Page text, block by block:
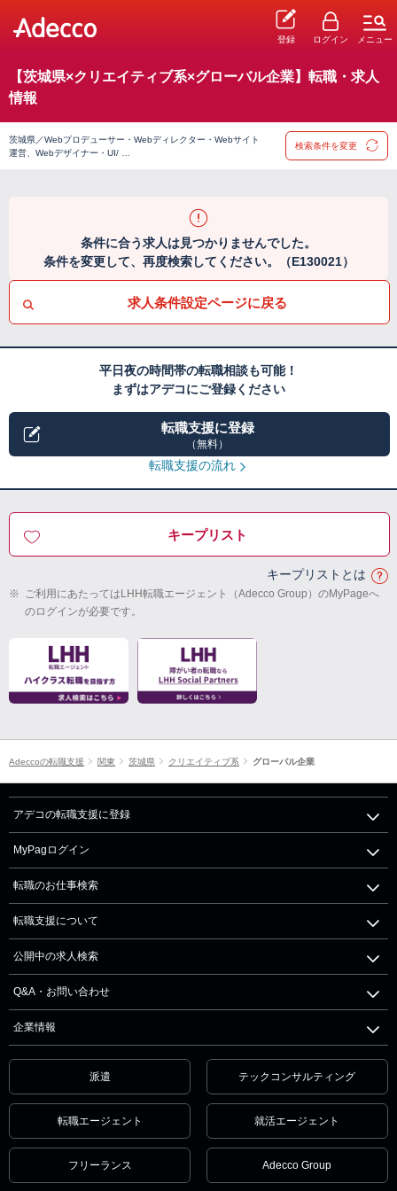
登録 ログイン メニュー
【茨城県×クリエイティブ系×グローバル企業】転職・求人
情報
茨城県／Webプロデューサー・Webディレクター・Webサイト
運営、Webデザイナー・UI/ …
検索条件を変更
条件に合う求人は見つかりませんでした。
条件を変更して、再度検索してください。（E130021）
求人条件設定ページに戻る
平日夜の時間帯の転職相談も可能！
まずはアデコにご登録ください
転職支援に登録
（無料）
転職支援の流れ
キープリスト
キープリストとは
※ ご利用にあたってはLHH転職エージェント（Adecco Group）のMyPageへ
のログインが必要です。
Adeccoの転職支援 関東 茨城県 クリエイティブ系 グローバル企業
アデコの転職支援に登録
MyPagログイン
転職のお仕事検索
転職支援について
公開中の求人検索
Q&A・お問い合わせ
企業情報
派遣 テックコンサルティング
転職エージェント 就活エージェント
フリーランス Adecco Group